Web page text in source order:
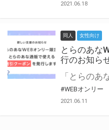
2021.06.18
同人 女性向け
とらのあな
行のお知ら
#WEBオンリー
2021.06.11